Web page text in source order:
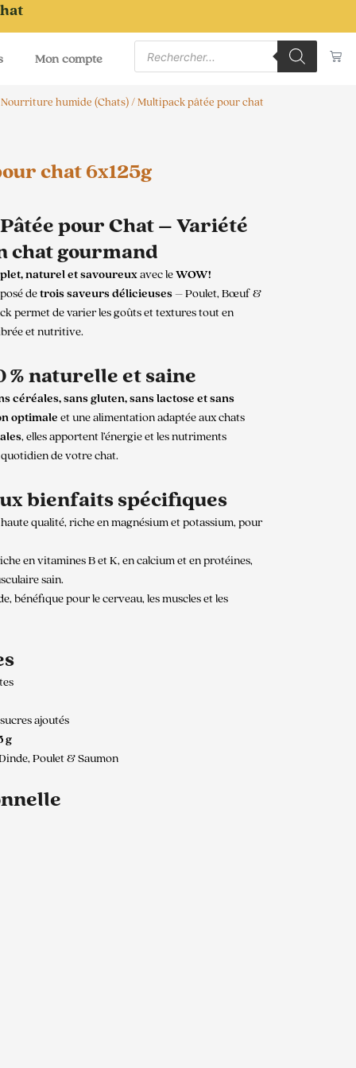
Mon compte
Recherche
produits
Nourriture humide (Chats)/ Multipack pâtée pour chat
chat 6x125g
pour Chat – Variété
chat gourmand
naturel et savoureuxavec leWOW!
detrois saveurs délicieuses– Poulet, Bœuf &
permet de varier les goûts et textures tout en
et nutritive.
% naturelle et saine
céréales, sans gluten, sans lactose et sans
optimale et une alimentation adaptée aux chats
, elles apportent l’énergie et les nutriments
de votre chat.
bienfaits spécifiques
qualité, riche en magnésium et potassium, pour
en vitamines B et K, en calcium et en protéines,
sain.
bénéfique pour le cerveau, les muscles et les
ajoutés
g
Poulet & Saumon